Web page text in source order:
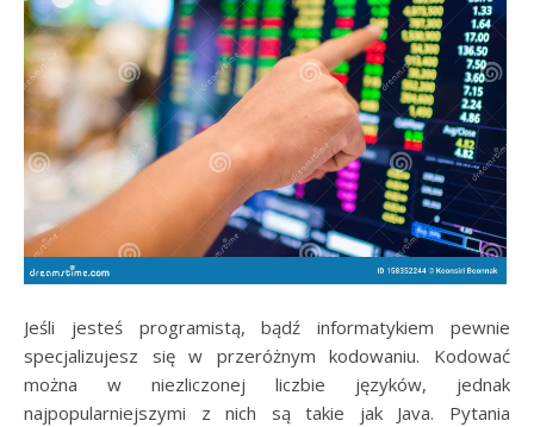
Jeśli jesteś programistą, bądź informatykiem pewnie
specjalizujesz się w przeróżnym kodowaniu. Kodować
można w niezliczonej liczbie języków, jednak
najpopularniejszymi z nich są takie jak Java. Pytania